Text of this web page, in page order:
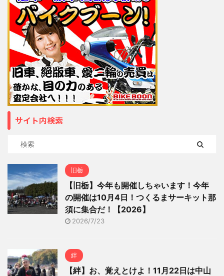
サイト内検索
旧栃
【旧栃】今年も開催しちゃいます！今年
の開催は10月4日！つくるまサーキット那
須に集合だ！【2026】
2026/7/23
絆
【絆】お、覚えとけよ！11月22日は中山